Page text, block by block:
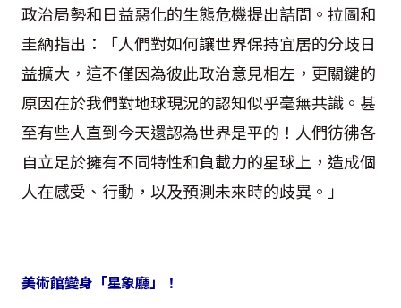
政治局勢和日益惡化的生態危機提出詰問。拉圖和
圭納指出：「人們對如何讓世界保持宜居的分歧日
益擴大，這不僅因為彼此政治意見相左，更關鍵的
原因在於我們對地球現況的認知似乎毫無共識。甚
至有些人直到今天還認為世界是平的！人們彷彿各
自立足於擁有不同特性和負載力的星球上，造成個
人在感受、行動，以及預測未來時的歧異。」
美術館變身「星象廳」！